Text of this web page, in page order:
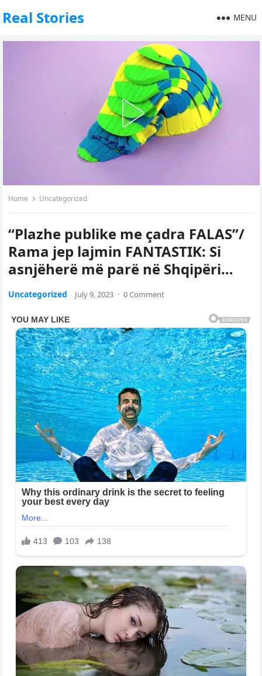
Real Stories MENU
Home Uncategorized
“Plazhe publike me çadra FALAS”/
Rama jep lajmin FANTASTIK: Si
asnjëherë më parë në Shqipëri…
Uncategorized July 9, 2023 · 0 Comment